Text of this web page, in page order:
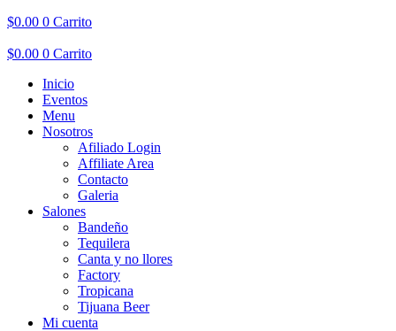
$0.00 0 Carrito
$0.00 0 Carrito
Inicio
Eventos
Menu
Nosotros
Afiliado Login
Affiliate Area
Contacto
Galeria
Salones
Bandeño
Tequilera
Canta y no llores
Factory
Tropicana
Tijuana Beer
Mi cuenta